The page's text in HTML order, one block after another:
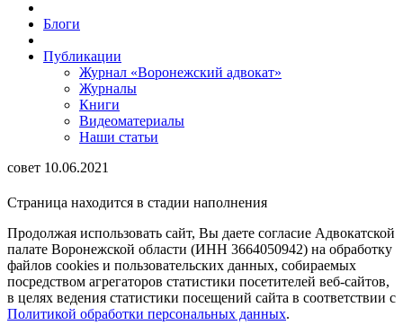
Блоги
Публикации
Журнал «Воронежский адвокат»
Журналы
Книги
Видеоматериалы
Наши статьи
совет 10.06.2021
Страница находится в стадии наполнения
Продолжая использовать сайт, Вы даете согласие Адвокатской
палате Воронежской области (ИНН 3664050942) на обработку
файлов cookies и пользовательских данных, собираемых
посредством агрегаторов статистики посетителей веб-сайтов,
в целях ведения статистики посещений сайта в соответствии с
Политикой обработки персональных данных.